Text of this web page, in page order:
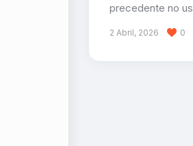
precedente no
2 Abril, 2026 0